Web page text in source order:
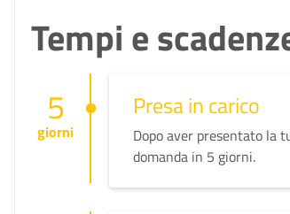
Tempi e
5
giorni
Presa in carico
Dopo aver presentato la
domanda in 5 giorni.